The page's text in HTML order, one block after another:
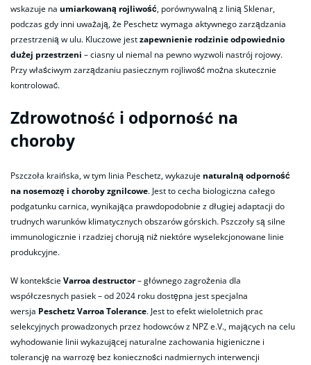
wskazuje na umiarkowaną rojliwość, porównywalną z linią Sklenar,
podczas gdy inni uważają, że Peschetz wymaga aktywnego zarządzania
przestrzenią w ulu. Kluczowe jestzapewnienie rodzinie odpowiednio
dużej przestrzeni – ciasny ul niemal na pewno wyzwoli nastrój rojowy.
Przy właściwym zarządzaniu pasiecznym rojliwość można skutecznie
kontrolować.
Zdrowotność i odporność na
choroby
Pszczoła kraińska, w tym linia Peschetz, wykazuje naturalną odporność
na nosemozę i choroby zgnilcowe. Jest to cecha biologiczna całego
podgatunku carnica, wynikająca prawdopodobnie z długiej adaptacji do
trudnych warunków klimatycznych obszarów górskich. Pszczoły są silne
immunologicznie i rzadziej chorują niż niektóre wyselekcjonowane linie
produkcyjne.
W kontekścieVarroa destructor– głównego zagrożenia dla
współczesnych pasiek – od 2024 roku dostępna jest specjalna
wersja Peschetz Varroa Tolerance. Jest to efekt wieloletnich prac
selekcyjnych prowadzonych przez hodowców z NPZ e.V., mających na celu
wyhodowanie linii wykazującej naturalne zachowania higieniczne i
tolerancję na warrozę bez konieczności nadmiernych interwencji